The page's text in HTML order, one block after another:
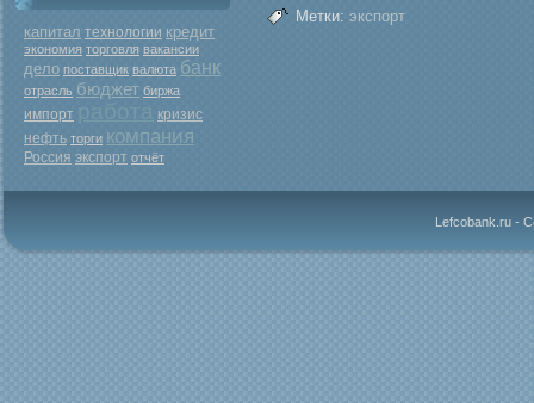
капитал технологии кредит
экономия торговля вакансии
дело поставщик валюта банк
отрасль бюджет биржа
импорт
кризис
нефть торги компания
Россия экспорт отчёт
Метки: экспорт
Lefcobank.ru -